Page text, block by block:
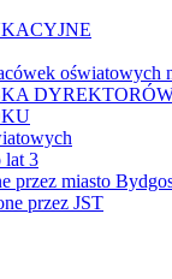
oświatowych
lat 3
przez miasto
przez JST